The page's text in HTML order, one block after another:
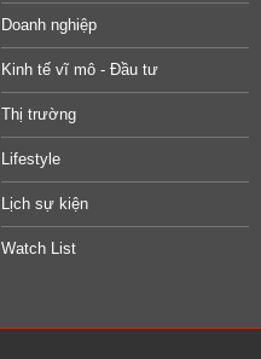
Doanh nghiệp
Kinh tế vĩ mô - Đầu tư
Thị trường
Lifestyle
Lịch sự kiện
Watch List